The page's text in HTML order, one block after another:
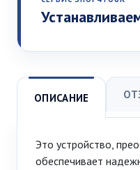
ОПИСАНИЕ
Это устройство,
обеспечивает